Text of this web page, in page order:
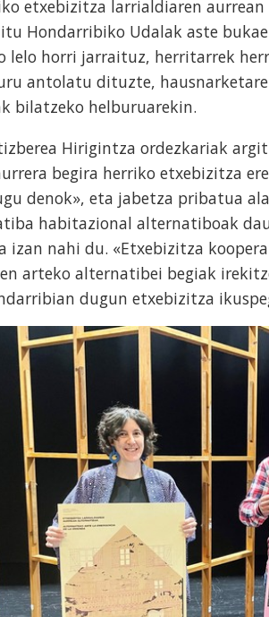
etxebizitza larrialdiaren
Hondarribiko Udalak aste
lelo horri jarraituz, herritarrek
antolatu dituzte,
bilatzeko helburuarekin.
Hirigintza ordezkariak
begira herriko etxebizitza
denok», eta jabetza pribatua
habitazional alternatiboak
izan nahi du. «Etxebizitza
arteko alternatibei begiak
dugun etxebizitza